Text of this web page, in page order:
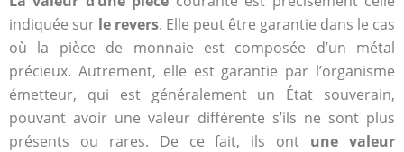
indiquée sur le revers. Elle peut être garantie dans le cas
où la pièce de monnaie est composée d’un métal
précieux. Autrement, elle est garantie par l’organisme
émetteur, qui est généralement un État souverain,
pouvant avoir une valeur différente s’ils ne sont plus
présents ou rares. De ce fait, ils ont une valeur